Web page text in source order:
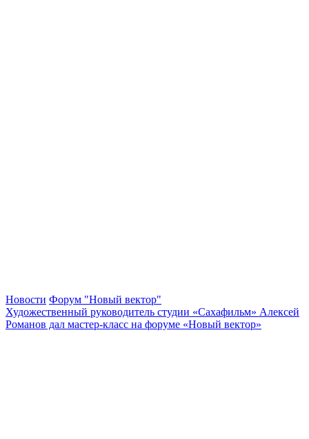
Новости Форум "Новый вектор"
Художественный руководитель студии «Сахафильм» Алексей
Романов дал мастер-класс на форуме «Новый вектор»